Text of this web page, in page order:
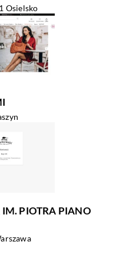
Osielsko
PIOTRA PIANO